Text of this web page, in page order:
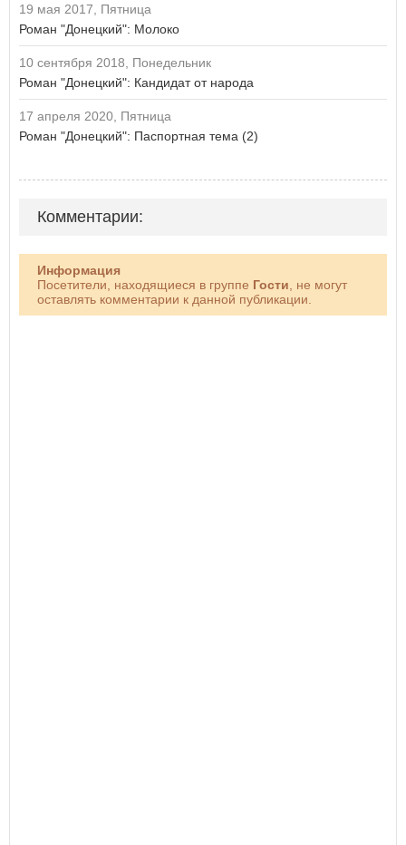
19 мая 2017, Пятница
Роман "Донецкий": Молоко
10 сентября 2018, Понедельник
Роман "Донецкий": Кандидат от народа
17 апреля 2020, Пятница
Роман "Донецкий": Паспортная тема (2)
Комментарии:
Информация
Посетители, находящиеся в группе Гости , не могут
оставлять комментарии к данной публикации.